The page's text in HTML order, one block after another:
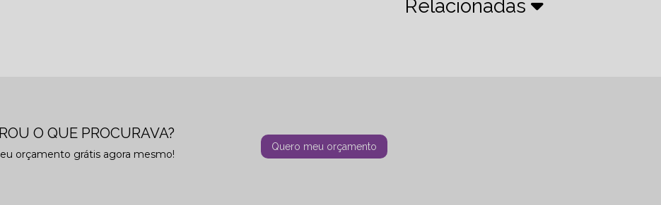
Relacionadas
O QUE PROCURAVA?
orçamento grátis agora mesmo!
Quero meu orçamento